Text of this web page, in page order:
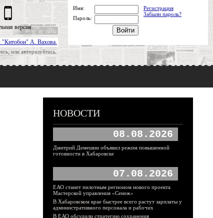
"Китобои" А. Вахова.
или авторизуйтесь.
версия
Имя:
Регистрация
Забыли пароль?
Пароль:
НОВОСТИ
08.08.2026
Дмитрий Демешин объявил режим повышенной
готовности в Хабаровске
07.08.2026
ЕАО станет пилотным регионом нового проекта
Мастерской управления «Сенеж»
В Хабаровском крае быстрее всего растут зарплаты у
административного персонала и рабочих
В ЕАО обсудили стратегию сохранения